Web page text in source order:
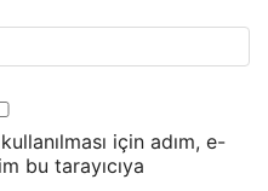
için adım, e-
bu tarayıcıya